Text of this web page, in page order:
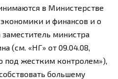
в Министерстве
и финансов и о
министра
(см. «НГ» от 09.04.08,
под жестким контролем»),
большему